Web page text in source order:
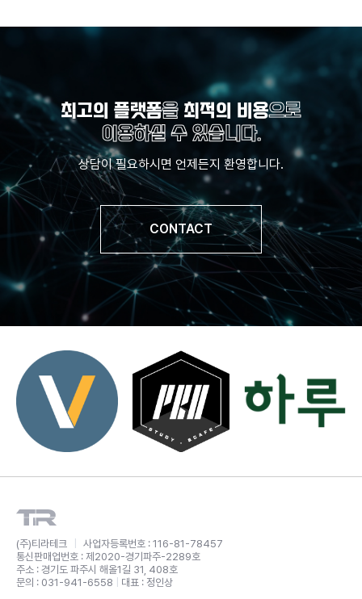
최고의 플랫폼을 최적의 비용으로
이용하실 수 있습니다.
상담이 필요하시면 언제든지 환영합니다.
CONTACT
(주)티라테크
사업자등록번호 : 116-81-78457
통신판매업번호 : 제2020-경기파주-2289호
주소 : 경기도 파주시 해올1길 31, 408호
문의 : 031-941-6558
대표 : 정인상